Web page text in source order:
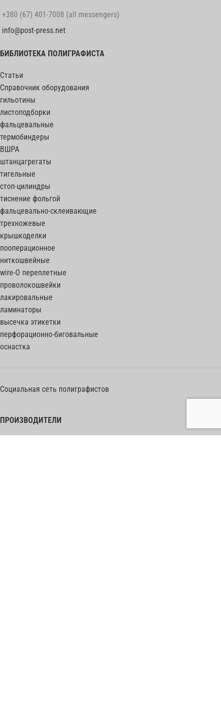
+380 (67) 401-7008 (all messengers)
info@post-press.net
БИБЛИОТЕКА ПОЛИГРАФИСТА
Статьи
Справочник оборудования
гильотины
листоподборки
фальцевальные
термобиндеры
ВШРА
штанцагрегаты
тигельные
стоп-цилиндры
тиснение фольгой
фальцевально-склеивающие
трехножевые
крышкоделки
пооперационное
ниткошвейные
wire-O переплетные
проволокошвейки
лакировальные
ламинаторы
высечка этикетки
перфорационно-биговальные
оснастка
Социальная сеть полиграфистов
ПРОИЗВОДИТЕЛИ